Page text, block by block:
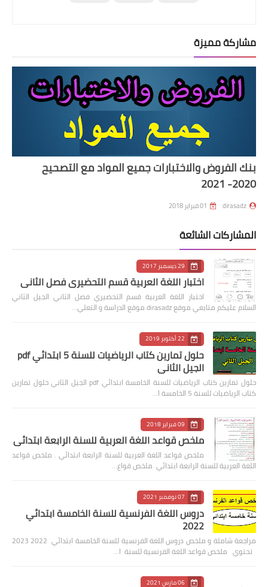
مشاركة مميزة
بنك الفروض والاختبارات جميع المواد مع التصحيح
2020- 2021
dirasadz 01 فبراير 2018
المشاركات الشائعة
29 ديسمبر 2017
اختبار اللغة العربية قسم التحضيري فصل الثاني
اختبار اللغة العربية قسم التحضيري فصل الثاني الجيل الثاني
السلام عليكم متابعي موقع dirasadz موقع الدراسة و التعلي…
22 أكتوبر 2019
حلول تمارين كتاب الرياضيات للسنة 5 ابتدائي pdf
الجيل الثاني
حلول تمارين كتاب الرياضيات للسنة الخامسة ابتدائي pdf الجيل الثاني حلول تمارين
كتاب الرياضيات للسنة 5 الخامسة ا…
09 فبراير 2018
ملخص قواعد اللغة العربية للسنة الرابعة ابتدائي
ملخص قواعد اللغة العربية للسنة الرابعة ابتدائي . ملخص قواعد
اللغة العربية للسنة الرابعة ابتدائي ملخص قواع…
07 نوفمبر 2021
دروس اللغة الفرنسية للسنة الخامسة ابتدائي
2022
مراجعة شاملة و ملخص دروس اللغة الفرنسية للسنة الخامسة ابتدائي 2022 2023
تحتوي ملخص قواعد اللغة الفرنسية للسنة ا…
06 مارس 2021